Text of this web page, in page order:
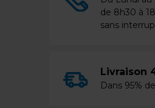
de 8h30 à
sans
Livraison
Dans 95%